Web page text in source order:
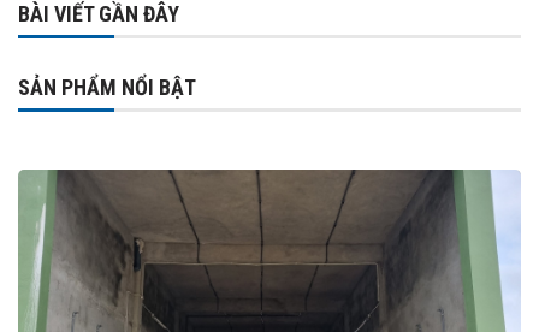
BÀI VIẾT GẦN ĐÂY
SẢN PHẨM NỔI BẬT